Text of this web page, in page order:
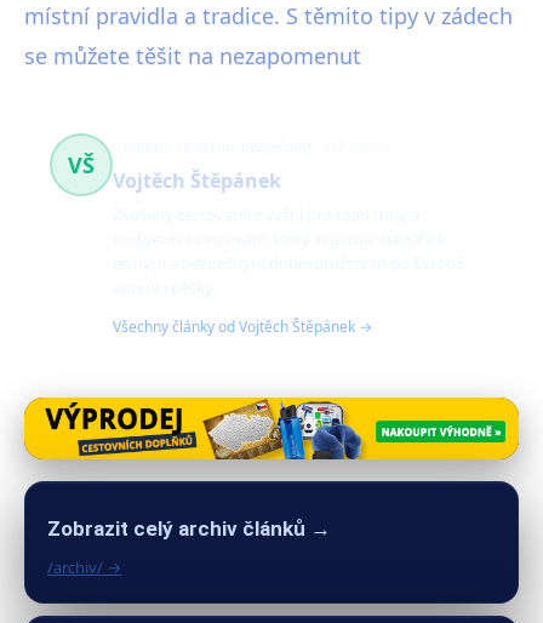
místní pravidla a tradice. S těmito tipy v zádech
se můžete těšit na nezapomenut
VŠ
Vojtěch Štěpánek
Všechny články od Vojtěch Štěpánek →
Zobrazit celý archiv článků →
/archiv/ →